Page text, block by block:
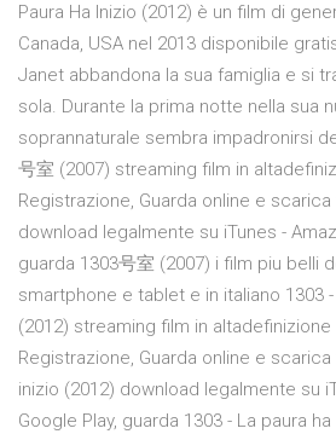
Paura Ha Inizio (2012) è un film di
Canada, USA nel 2013 disponibile
Janet abbandona la sua famiglia e si
sola. Durante la prima notte nella sua
soprannaturale sembra impadronirsi
号室 (2007) streaming film in
Registrazione, Guarda online e
download legalmente su iTunes -
guarda 1303号室 (2007) i film piu belli
smartphone e tablet e in italiano 1303
(2012) streaming film in altadefinizione
Registrazione, Guarda online e scarica
inizio (2012) download legalmente su
Google Play, guarda 1303 - La paura